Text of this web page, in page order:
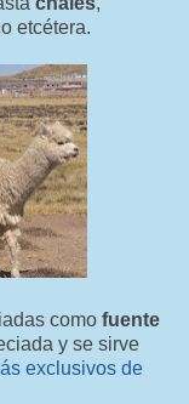
etcétera.
como fuente
y se sirve
exclusivos de